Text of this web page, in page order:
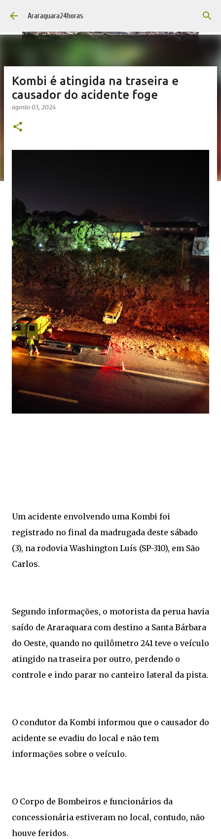
Pular para o conteúdo principal
Araraquara24horas
Kombi é atingida na traseira e
causador do acidente foge
agosto 03, 2024
Um acidente envolvendo uma Kombi foi
registrado no final da madrugada deste sábado
(3), na rodovia Washington Luís (SP-310), em São
Carlos.
Segundo informações, o motorista da perua havia
saído de Araraquara com destino a Santa Bárbara
do Oeste, quando no quilômetro 241 teve o veículo
atingido na traseira por outro, perdendo o
controle e indo parar no canteiro lateral da pista.
O condutor da Kombi informou que o causador do
acidente se evadiu do local e não tem
informações sobre o veículo.
O Corpo de Bombeiros e funcionários da
concessionária estiveram no local, contudo, não
houve feridos.